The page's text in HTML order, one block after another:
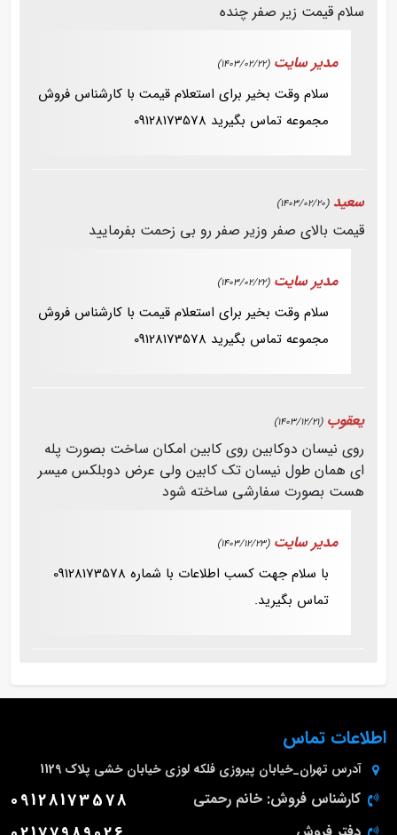
سلام قیمت زیر صفر چنده
مدیر سایت (1403/02/22)
سلام وقت بخیر برای استعلام قیمت با کارشناس فروش
مجموعه تماس بگیرید 09128173578
سعید (1403/02/20)
قیمت بالای صفر وزیر صفر رو بی زحمت بفرمایید
مدیر سایت (1403/02/22)
سلام وقت بخیر برای استعلام قیمت با کارشناس فروش
مجموعه تماس بگیرید 09128173578
یعقوب (1403/12/21)
روی نیسان دوکابین روی کابین امکان ساخت بصورت پله
ای همان طول نیسان تک کابین ولی عرض دوبلکس میسر
هست بصورت سفارشی ساخته شود
مدیر سایت (1403/12/23)
با سلام جهت کسب اطلاعات با شماره 09128173578
تماس بگیرید.
اطلاعات تماس
آدرس تهران_خیابان پیروزی فلکه لوزی خیابان خشی پلاک 1129
کارشناس فروش: خانم رحمتی 09128173578